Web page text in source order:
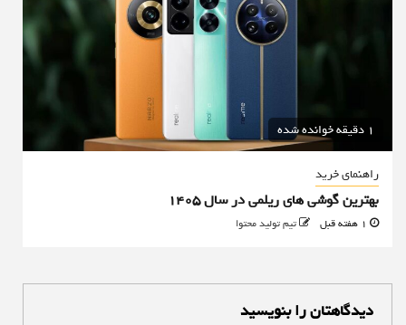
1 دقیقه خوانده شده
راهنمای خرید
بهترین گوشی های ریلمی در سال 1405
تیم تولید محتوا
دیدگاهتان را بنویسید